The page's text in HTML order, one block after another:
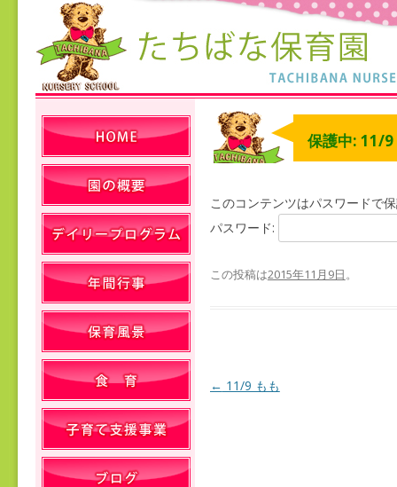
保護中: 11/9
このコンテンツはパスワードで
パスワード:
この投稿は2015年11月9日。
投稿ナビゲーション
← 11/9 もも